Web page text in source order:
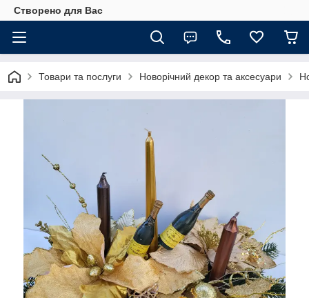
Створено для Вас
Товари та послуги Новорічний декор та аксесуари